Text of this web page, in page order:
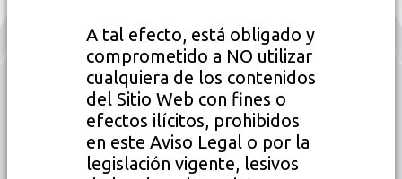
A tal efecto, está obligado y
comprometido a NO utilizar
cualquiera de los contenidos
del Sitio Web con fines o
efectos ilícitos, prohibidos
en este Aviso Legal o por la
legislación vigente, lesivos